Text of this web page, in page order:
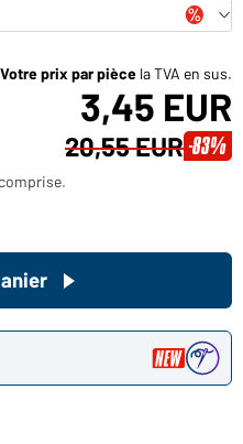
Votre prix par pièce la TVA en sus.
3,45 EUR
20,55 EUR -83%